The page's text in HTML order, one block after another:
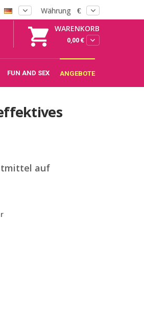
Währung €
WARENKORB
0,00 €
FUN AND SEX ANGEBOTE
auf